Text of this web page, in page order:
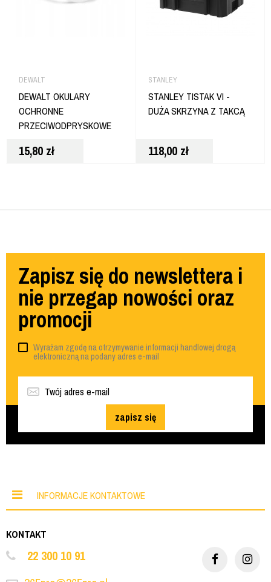
DEWALT
DEWALT OKULARY
OCHRONNE
PRZECIWODPRYSKOWE
ERGONOMICZNE DPG58-
15,80 zł
STANLEY
STANLEY TISTAK VI -
DUŻA SKRZYNA Z TAKCĄ
118,00 zł
Zapisz się do newslettera i
nie przegap nowości oraz
promocji
Wyrażam zgodę na otrzymywanie informacji handlowej drogą
elektroniczną na podany adres e-mail
zapisz się
INFORMACJE KONTAKTOWE
KONTAKT
22 300 10 91